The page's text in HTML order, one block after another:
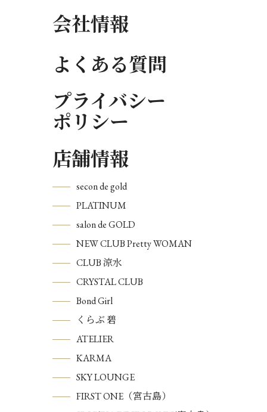
会社情報
よくある質問
プライバシー
ポリシー
店舗情報
secon de gold
PLATINUM
salon de GOLD
NEW CLUB Pretty WOMAN
CLUB 涼水
CRYSTAL CLUB
Bond Girl
くらぶ 碧
ATELIER
KARMA
SKY LOUNGE
FIRST ONE（宮古島）